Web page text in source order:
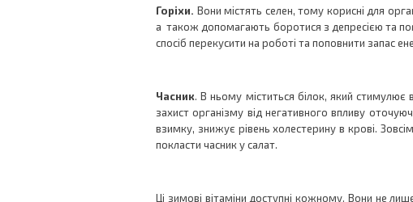
Горіхи. Вони містять селен, тому корисні для
а також допомагають боротися з депресією та
спосіб перекусити на роботі та поповнити запас
Часник. В ньому міститься білок, який стимулює
захист організму від негативного впливу
взимку, знижує рівень холестерину в крові.
покласти часник у салат.
Ці зимові вітаміни доступні кожному. Вони не